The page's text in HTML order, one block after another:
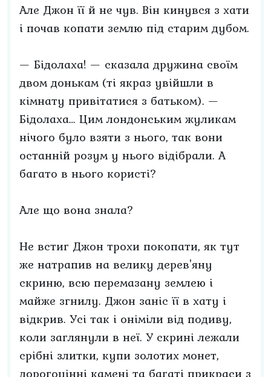
Але Джон її й не чув. Він кинувся з хати
і почав копати землю під старим дубом.
— Бідолаха! — сказала дружина своїм
двом донькам (ті якраз увійшли в
кімнату привітатися з батьком). —
Бідолаха… Цим лондонським жуликам
нічого було взяти з нього, так вони
останній розум у нього відібрали. А
багато в нього користі?
Але що вона знала?
Не встиг Джон трохи покопати, як тут
же натрапив на велику дерев'яну
скриню, всю перемазану землею і
майже згнилу. Джон заніс її в хату і
відкрив. Усі так і оніміли від подиву,
коли заглянули в неї. У скрині лежали
срібні злитки, купи золотих монет,
дорогоцінні камені та багаті прикраси з